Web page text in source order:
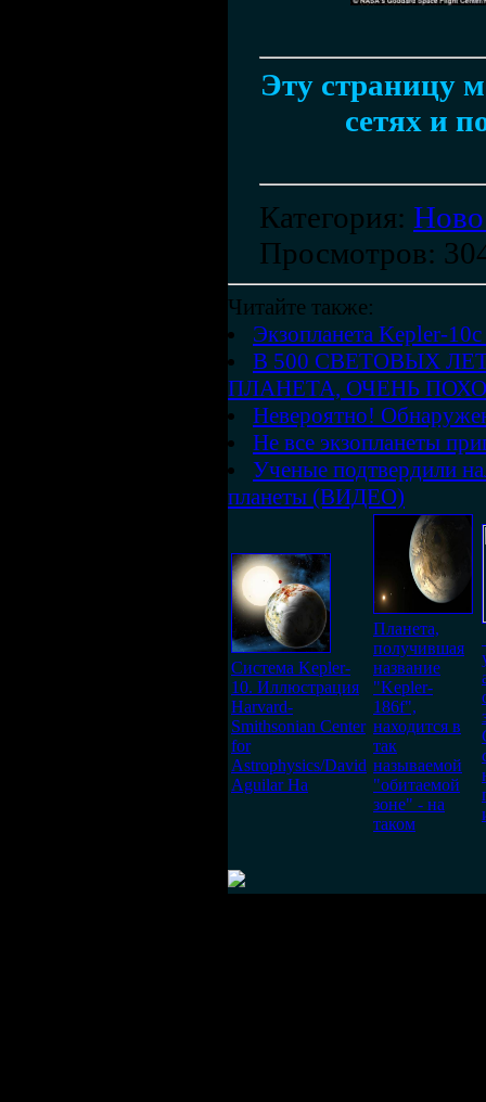
Эту страницу
сетях и
Категория:
Просмотров:
Читайте также:
Экзопланета Kepler-10c
В 500 СВЕТОВЫХ
ПЛАНЕТА, ОЧЕНЬ
Невероятно!
Не все экзопланеты
Ученые подтвердили
планеты (ВИДЕО)
Система Kepler-
10. Иллюстрация
Harvard-
Smithsonian Center
for
Astrophysics/David
Aguilar На
Планета,
получившая
название
"Kepler-
186f",
находится в
так
называемой
"обитаемой
зоне" - на
таком